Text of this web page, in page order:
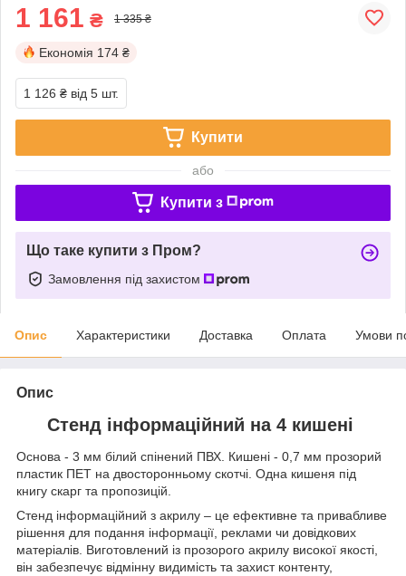
1 161 ₴ 1 335 ₴
Економія 174 ₴
1 126 ₴ від 5 шт.
Купити
або
Купити з
Що таке купити з Пром?
Замовлення під захистом
Опис Характеристики Доставка Оплата Умови
Опис
Стенд інформаційний на 4 кишені
Основа - 3 мм білий спінений ПВХ. Кишені - 0,7 мм прозорий
пластик ПЕТ на двосторонньому скотчі. Одна кишеня під
книгу скарг та пропозицій.
Стенд інформаційний з акрилу – це ефективне та привабливе
рішення для подання інформації, реклами чи довідкових
матеріалів. Виготовлений із прозорого акрилу високої якості,
він забезпечує відмінну видимість та захист контенту,